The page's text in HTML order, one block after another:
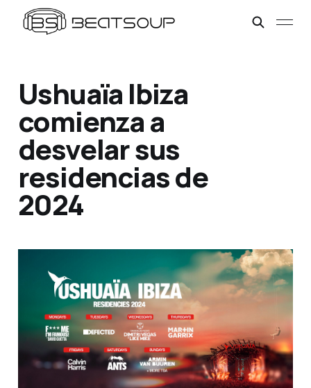
Ushuaïa Ibiza
comienza a
desvelar sus
residencias de
2024